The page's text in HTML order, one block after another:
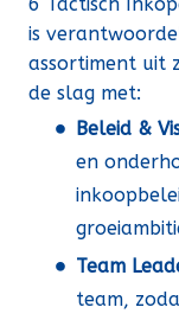
is
assortiment uit
de slag met:
Beleid &
en
Team
team,